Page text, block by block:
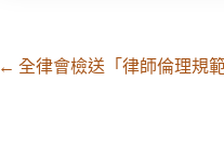
Post
navigation
← 全律會檢送「律師倫理規